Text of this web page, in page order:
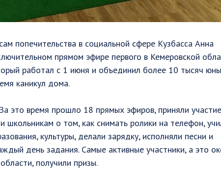
попечительства в социальной сфере Кузбасса Анна
прямом эфире первого в Кемеровской
работал с 1 июня и объединил более 10 тысяч
каникул дома.
это время прошло 18 прямых эфиров, приняли
школьникам о том, как снимать ролики на телефон,
культуры, делали зарядку, исполняли песни и
день задания. Самые активные участники, а это
получили призы.